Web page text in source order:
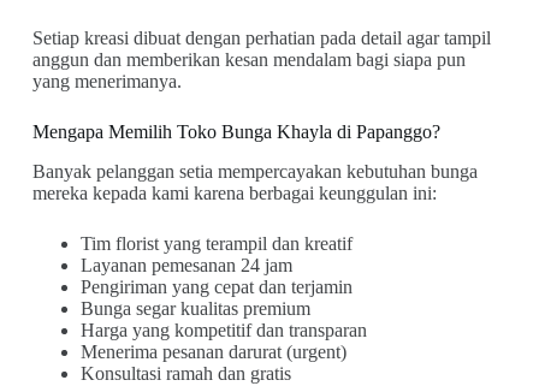
Setiap kreasi dibuat dengan perhatian pada detail agar tampil
anggun dan memberikan kesan mendalam bagi siapa pun
yang menerimanya.
Mengapa Memilih Toko Bunga Khayla di Papanggo?
Banyak pelanggan setia mempercayakan kebutuhan bunga
mereka kepada kami karena berbagai keunggulan ini:
Tim florist yang terampil dan kreatif
Layanan pemesanan 24 jam
Pengiriman yang cepat dan terjamin
Bunga segar kualitas premium
Harga yang kompetitif dan transparan
Menerima pesanan darurat (urgent)
Konsultasi ramah dan gratis